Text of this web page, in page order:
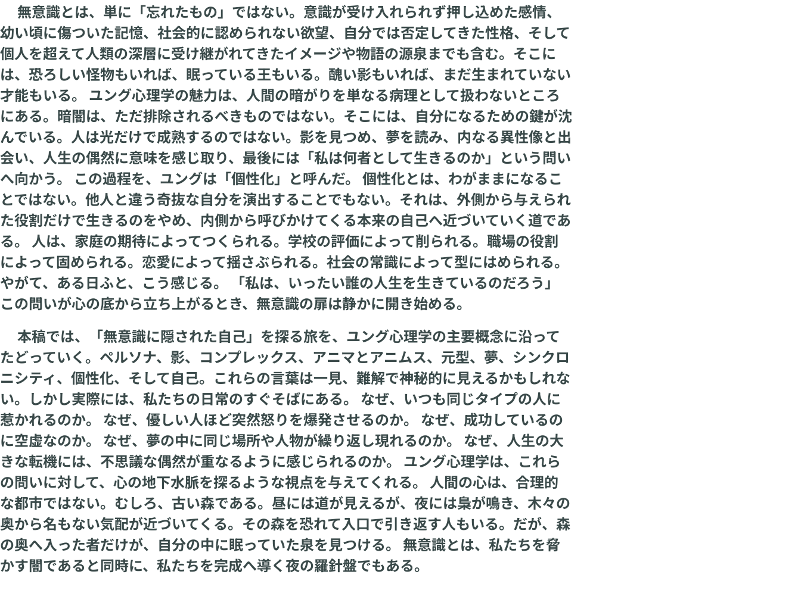
無意識とは、単に「忘れたもの」ではない。意識が受け入れられず押し込めた感情、
幼い頃に傷ついた記憶、社会的に認められない欲望、自分では否定してきた性格、そして
個人を超えて人類の深層に受け継がれてきたイメージや物語の源泉までも含む。そこに
は、恐ろしい怪物もいれば、眠っている王もいる。醜い影もいれば、まだ生まれていない
才能もいる。 ユング心理学の魅力は、人間の暗がりを単なる病理として扱わないところ
にある。暗闇は、ただ排除されるべきものではない。そこには、自分になるための鍵が沈
んでいる。人は光だけで成熟するのではない。影を見つめ、夢を読み、内なる異性像と出
会い、人生の偶然に意味を感じ取り、最後には「私は何者として生きるのか」という問い
へ向かう。 この過程を、ユングは「個性化」と呼んだ。 個性化とは、わがままになるこ
とではない。他人と違う奇抜な自分を演出することでもない。それは、外側から与えられ
た役割だけで生きるのをやめ、内側から呼びかけてくる本来の自己へ近づいていく道であ
る。 人は、家庭の期待によってつくられる。学校の評価によって削られる。職場の役割
によって固められる。恋愛によって揺さぶられる。社会の常識によって型にはめられる。
やがて、ある日ふと、こう感じる。 「私は、いったい誰の人生を生きているのだろう」
この問いが心の底から立ち上がるとき、無意識の扉は静かに開き始める。
本稿では、「無意識に隠された自己」を探る旅を、ユング心理学の主要概念に沿って
たどっていく。ペルソナ、影、コンプレックス、アニマとアニムス、元型、夢、シンクロ
ニシティ、個性化、そして自己。これらの言葉は一見、難解で神秘的に見えるかもしれな
い。しかし実際には、私たちの日常のすぐそばにある。 なぜ、いつも同じタイプの人に
惹かれるのか。 なぜ、優しい人ほど突然怒りを爆発させるのか。 なぜ、成功しているの
に空虚なのか。 なぜ、夢の中に同じ場所や人物が繰り返し現れるのか。 なぜ、人生の大
きな転機には、不思議な偶然が重なるように感じられるのか。 ユング心理学は、これら
の問いに対して、心の地下水脈を探るような視点を与えてくれる。 人間の心は、合理的
な都市ではない。むしろ、古い森である。昼には道が見えるが、夜には梟が鳴き、木々の
奥から名もない気配が近づいてくる。その森を恐れて入口で引き返す人もいる。だが、森
の奥へ入った者だけが、自分の中に眠っていた泉を見つける。 無意識とは、私たちを脅
かす闇であると同時に、私たちを完成へ導く夜の羅針盤でもある。